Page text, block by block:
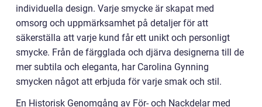
individuella design. Varje smycke är skapat med
omsorg och uppmärksamhet på detaljer för att
säkerställa att varje kund får ett unikt och personligt
smycke. Från de färgglada och djärva designerna till de
mer subtila och eleganta, har Carolina Gynning
smycken något att erbjuda för varje smak och stil.
En Historisk Genomgång av För- och Nackdelar med